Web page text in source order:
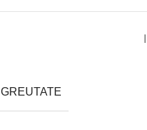
GREUTATE